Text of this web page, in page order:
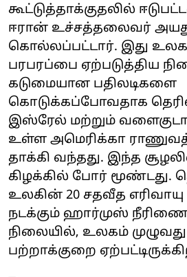
கூட்டுத்தாக்குதலில்
ஈரான் உச்சத்தலைவர்
கொல்லப்பட்டார். இது
பரபரப்பை ஏற்படுத்திய
கடுமையான பதிலடிகளை
கொடுக்கப்போவதாக
இஸ்ரேல் மற்றும் வளைகுடா
உள்ள அமெரிக்கா
தாக்கி வந்தது. இந்த
கிழக்கில் போர் மூண்டது.
உலகின் 20 சதவீத
நடக்கும் ஹார்முஸ்
நிலையில், உலகம்
பற்றாக்குறை